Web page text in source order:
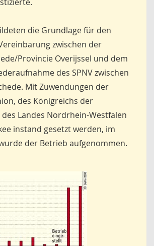
die Grundlage für den
zwischen der
Provincie Overijssel und dem
des SPNV zwischen
Mit Zuwendungen der
des Königreichs der
Landes Nordrhein-Westfalen
instand gesetzt werden, im
der Betrieb aufgenommen.